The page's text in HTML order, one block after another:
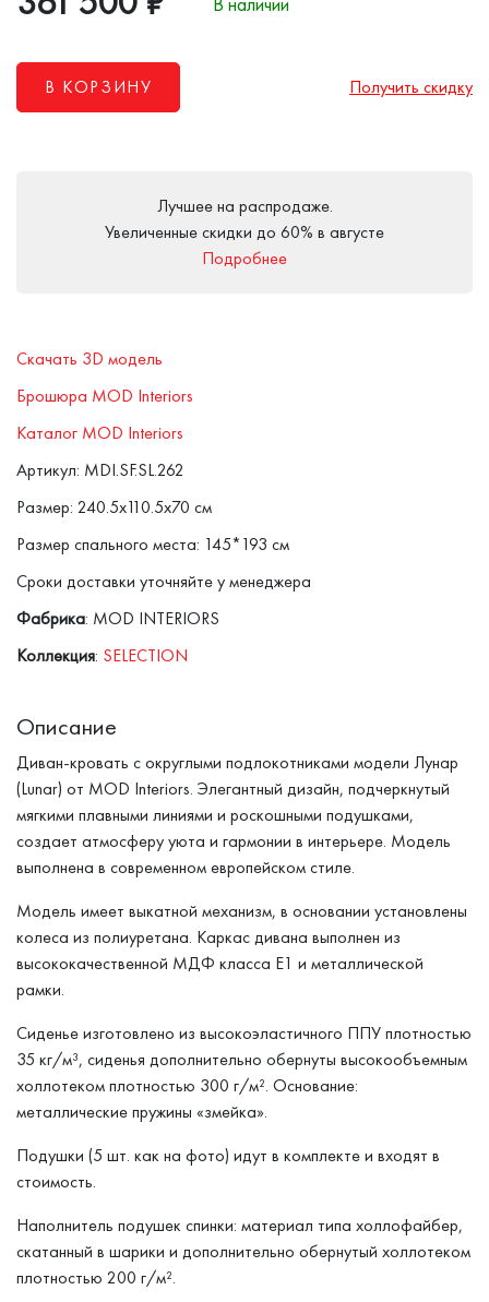
В КОРЗИНУ Получить скидку
Лучшее на распродаже.
Увеличенные скидки до 60% в августе
Подробнее
Скачать 3D модель
Брошюра MOD Interiors
Каталог MOD Interiors
Артикул: MDI.SF.SL.262
Размер: 240.5x110.5x70 см
Размер спального места: 145*193 см
Сроки доставки уточняйте у менеджера
Фабрика: MOD INTERIORS
Коллекция: SELECTION
Описание
Диван-кровать с округлыми подлокотниками модели Лунар
(Lunar) от MOD Interiors. Элегантный дизайн, подчеркнутый
мягкими плавными линиями и роскошными подушками,
создает атмосферу уюта и гармонии в интерьере. Модель
выполнена в современном европейском стиле.
Модель имеет выкатной механизм, в основании установлены
колеса из полиуретана. Каркас дивана выполнен из
высококачественной МДФ класса Е1 и металлической
рамки.
Сиденье изготовлено из высокоэластичного ППУ плотностью
35 кг/м³, сиденья дополнительно обернуты высокообъемным
холлотеком плотностью 300 г/м². Основание:
металлические пружины «змейка».
Подушки (5 шт. как на фото) идут в комплекте и входят в
стоимость.
Наполнитель подушек спинки: материал типа холлофайбер,
скатанный в шарики и дополнительно обернутый холлотеком
плотностью 200 г/м².